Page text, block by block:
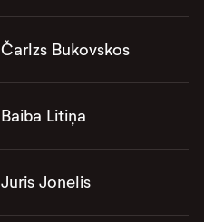
Čarlzs Bukovskos
Baiba Litiņa
Juris Jonelis